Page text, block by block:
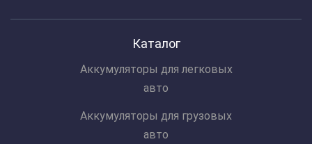
Каталог
Аккумуляторы для легковых
авто
Аккумуляторы для грузовых
авто